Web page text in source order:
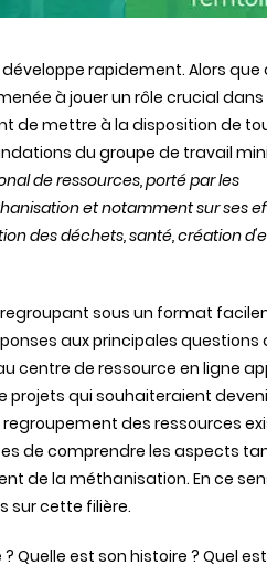
rapidement. Alors
à jouer un rôle crucial dans
de mettre à la disposition de
du groupe de travail
de ressources, porté par les
et notamment sur ses
des déchets, santé, création
regroupant sous un format
aux principales questions
centre de ressource en ligne
projets qui souhaiteraient
des ressources
de comprendre les aspects
de la méthanisation. En ce
sur cette filière.
est son histoire ? Quel